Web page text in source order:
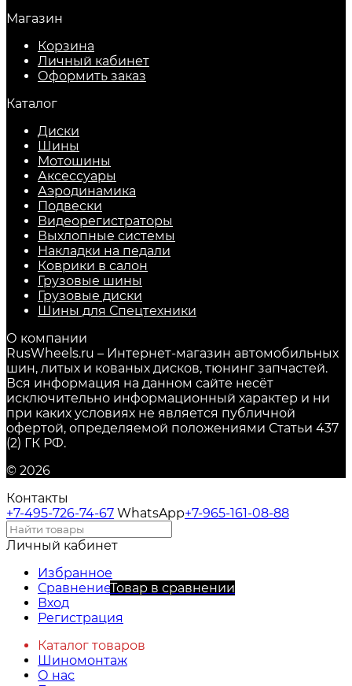
Магазин
Корзина
Личный кабинет
Оформить заказ
Каталог
Диски
Шины
Мотошины
Аксессуары
Аэродинамика
Подвески
Видеорегистраторы
Выхлопные системы
Накладки на педали
Коврики в салон
Грузовые шины
Грузовые диски
Шины для Спецтехники
О компании
RusWheels.ru – Интернет-магазин автомобильных
шин, литых и кованых дисков, тюнинг запчастей.
Вся информация на данном сайте несёт
исключительно информационный характер и ни
при каких условиях не является публичной
офертой, определяемой положениями Статьи 437
(2) ГК РФ.
© 2026
Контакты
+7-495-726-74-67 WhatsApp+7-965-161-08-88
Личный кабинет
Избранное
СравнениеТовар в сравнении
Вход
Регистрация
Каталог товаров
Шиномонтаж
О нас